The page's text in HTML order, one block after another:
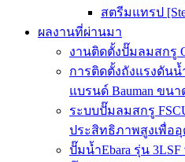
สตรีมแทรป
ผลงานที่ผ่านมา
งานติดตั้งปั๊มลมสกรู
การติดตั้งถังแรงดันน้ำ
แบรนด์ Bauman ขนา
ระบบปั๊มลมสกรู
ประสิทธิภาพสูงเพื่อ
ปั๊มน้ำEbara รุ่น